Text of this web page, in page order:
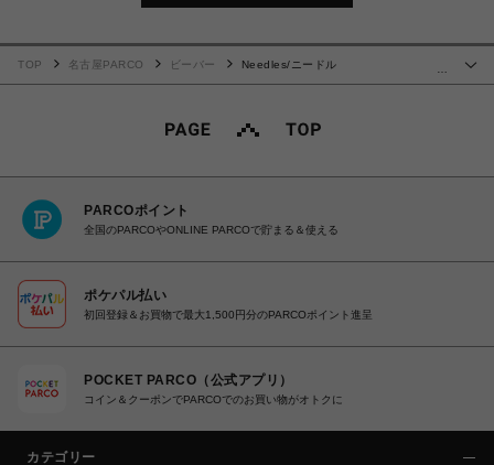
…
TOP 名古屋PARCO ビーバー
Needles/ニードル
PARCOポイント
全国のPARCOやONLINE PARCOで貯まる＆使える
ポケパル払い
初回登録＆お買物で最大1,500円分のPARCOポイント進呈
POCKET PARCO（公式アプリ）
コイン＆クーポンでPARCOでのお買い物がオトクに
カテゴリー